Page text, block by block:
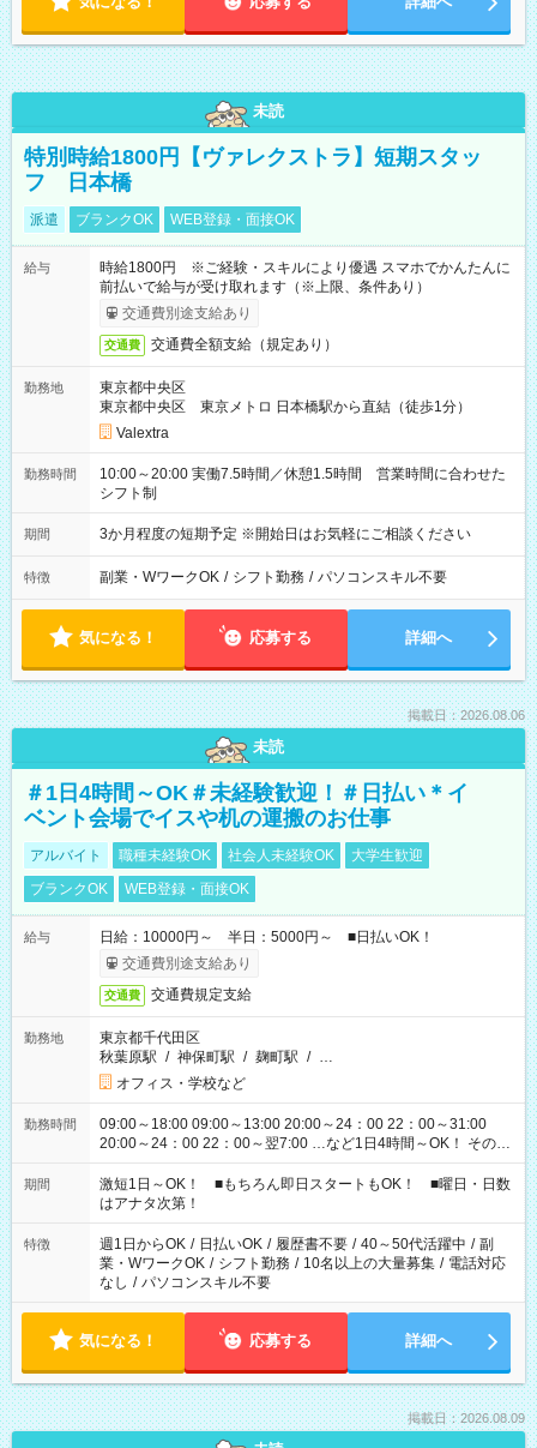
未読
特別時給1800円【ヴァレクストラ】短期スタッ
フ 日本橋
派遣 ブランクOK WEB登録・面接OK
給与
時給1800円 ※ご経験・スキルにより優遇 スマホでかんたんに
前払いで給与が受け取れます（※上限、条件あり）
交通費別途支給あり
交通費 交通費全額支給（規定あり）
勤務地
東京都中央区
東京都中央区 東京メトロ 日本橋駅から直結（徒歩1分）
Valextra
勤務時間
10:00～20:00 実働7.5時間／休憩1.5時間 営業時間に合わせた
シフト制
期間 3か月程度の短期予定 ※開始日はお気軽にご相談ください
特徴 副業・WワークOK / シフト勤務 / パソコンスキル不要
気になる！ 応募する 詳細へ
掲載日：2026.08.06
未読
＃1日4時間～OK＃未経験歓迎！＃日払い＊イ
ベント会場でイスや机の運搬のお仕事
アルバイト 職種未経験OK 社会人未経験OK
大学生歓迎
ブランクOK
WEB登録・面接OK
給与
日給：10000円～ 半日：5000円～ ■日払いOK！
交通費別途支給あり
交通費 交通費規定支給
勤務地
東京都千代田区
秋葉原駅 / 神保町駅 / 麹町駅 / …
オフィス・学校など
勤務時間
09:00～18:00 09:00～13:00 20:00～24：00 22：00～31:00
20:00～24：00 22：00～翌7:00 …など1日4時間～OK！ その他
シフトもございます！ お気軽にご相談ください！
期間
激短1日～OK！ ■もちろん即日スタートもOK！ ■曜日・日数
はアナタ次第！
特徴 週1日からOK / 日払いOK / 履歴書不要 / 40～50代活躍中 / 副
業・WワークOK / シフト勤務 / 10名以上の大量募集 / 電話対応
なし / パソコンスキル不要
気になる！ 応募する 詳細へ
掲載日：2026.08.09